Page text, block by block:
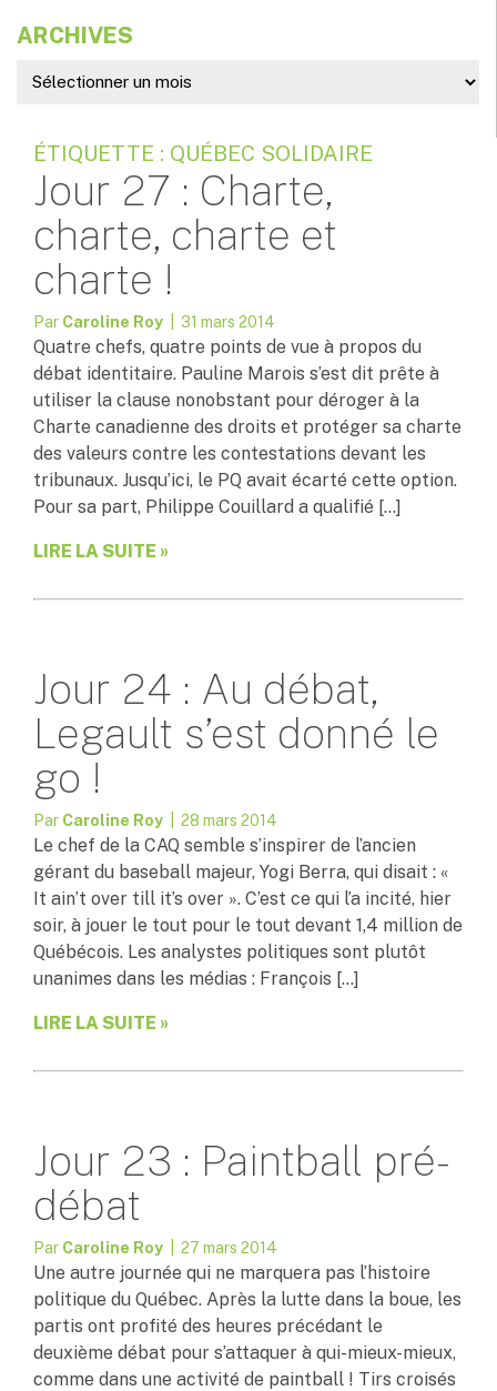
ARCHIVES
ÉTIQUETTE : QUÉBEC SOLIDAIRE
Jour 27 : Charte,
charte, charte et
charte !
Par Caroline Roy | 31 mars 2014
Quatre chefs, quatre points de vue à propos du
débat identitaire. Pauline Marois s’est dit prête à
utiliser la clause nonobstant pour déroger à la
Charte canadienne des droits et protéger sa charte
des valeurs contre les contestations devant les
tribunaux. Jusqu’ici, le PQ avait écarté cette option.
Pour sa part, Philippe Couillard a qualifié […]
LIRE LA SUITE »
Jour 24 : Au débat,
Legault s’est donné le
go !
Par Caroline Roy | 28 mars 2014
Le chef de la CAQ semble s’inspirer de l’ancien
gérant du baseball majeur, Yogi Berra, qui disait : «
It ain’t over till it’s over ». C’est ce qui l’a incité, hier
soir, à jouer le tout pour le tout devant 1,4 million de
Québécois. Les analystes politiques sont plutôt
unanimes dans les médias : François […]
LIRE LA SUITE »
Jour 23 : Paintball pré-
débat
Par Caroline Roy | 27 mars 2014
Une autre journée qui ne marquera pas l’histoire
politique du Québec. Après la lutte dans la boue, les
partis ont profité des heures précédant le
deuxième débat pour s’attaquer à qui-mieux-mieux,
comme dans une activité de paintball ! Tirs croisés